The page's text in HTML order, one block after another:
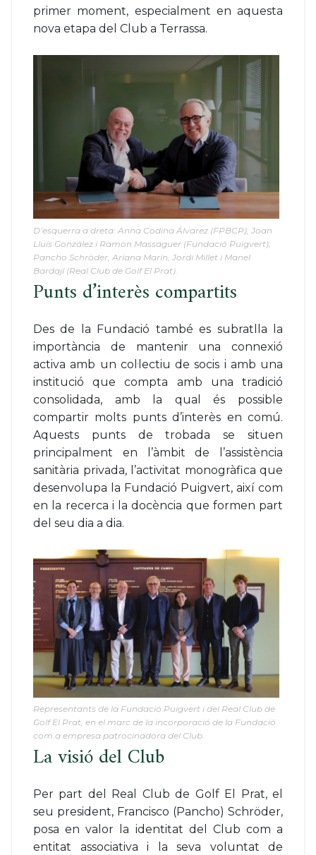
primer moment, especialment en aquesta
nova etapa del Club a Terrassa.
D’esquerra a dreta: Anna Codina Álvarez (FPBCP); Joan
Lluís González i Ramon Massaguer (Fundació Puigvert);
Pancho Schröder, Ariana Marín, Jordi Millet i Manel
Bardají (Real Club de Golf El Prat).
Punts d’interès compartits
Des de la Fundació també es subratlla la
importància de mantenir una connexió
activa amb un col·lectiu de socis i amb una
institució que compta amb una tradició
consolidada, amb la qual és possible
compartir molts punts d’interès en comú.
Aquests punts de trobada se situen
principalment en l’àmbit de l’assistència
sanitària privada, l’activitat monogràfica que
desenvolupa la Fundació Puigvert, així com
en la recerca i la docència que formen part
del seu dia a dia.
Representants de la Fundació Puigvert i del Real Club de
Golf El Prat, en el marc de la incorporació de la Fundació
com a empresa patrocinadora del Club.
La visió del Club
Per part del Real Club de Golf El Prat, el
seu president, Francisco (Pancho) Schröder,
posa en valor la identitat del Club com a
entitat associativa i la seva voluntat de